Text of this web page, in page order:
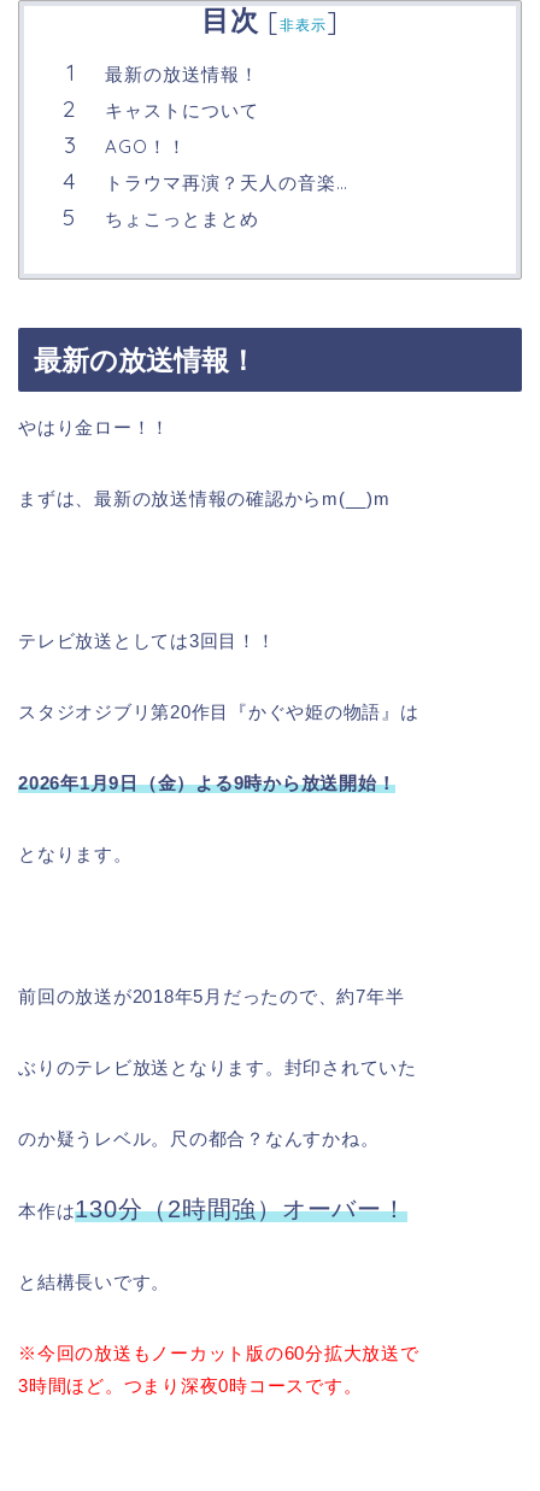
目次 [非表示]
最新の放送情報！
キャストについて
AGO！！
トラウマ再演？天人の音楽…
ちょこっとまとめ
最新の放送情報！
やはり金ロー！！
まずは、最新の放送情報の確認からm(__)m
テレビ放送としては3回目！！
スタジオジブリ第20作目『かぐや姫の物語』は
2026年1月9日（金）よる9時から放送開始！
となります。
前回の放送が2018年5月だったので、約7年半
ぶりのテレビ放送となります。封印されていた
のか疑うレベル。尺の都合？なんすかね。
本作は130分（2時間強）オーバー！
と結構長いです。
※今回の放送もノーカット版の60分拡大放送で
3時間ほど。つまり深夜0時コースです。